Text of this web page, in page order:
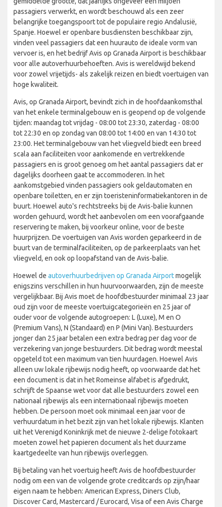
passagiers verwerkt, en wordt beschouwd als een zeer
belangrijke toegangspoort tot de populaire regio Andalusië,
Spanje. Hoewel er openbare busdiensten beschikbaar zijn,
vinden veel passagiers dat een huurauto de ideale vorm van
vervoer is, en het bedrijf Avis op Granada Airport is beschikbaar
voor alle autoverhuurbehoeften. Avis is wereldwijd bekend
voor zowel vrijetijds- als zakelijk reizen en biedt voertuigen van
hoge kwaliteit.
Avis, op Granada Airport, bevindt zich in de hoofdaankomsthal
van het enkele terminalgebouw en is geopend op de volgende
tijden: maandag tot vrijdag - 08:00 tot 23:30, zaterdag - 08:00
tot 22:30 en op zondag van 08:00 tot 14:00 en van 14:30 tot
23:00. Het terminalgebouw van het vliegveld biedt een breed
scala aan faciliteiten voor aankomende en vertrekkende
passagiers en is groot genoeg om het aantal passagiers dat er
dagelijks doorheen gaat te accommoderen. In het
aankomstgebied vinden passagiers ook geldautomaten en
openbare toiletten, en er zijn toeristeninformatiekantoren in de
buurt. Hoewel auto's rechtstreeks bij de Avis-balie kunnen
worden gehuurd, wordt het aanbevolen om een ​​voorafgaande
reservering te maken, bij voorkeur online, voor de beste
huurprijzen. De voertuigen van Avis worden geparkeerd in de
buurt van de terminalfaciliteiten, op de parkeerplaats van het
vliegveld, en ook op loopafstand van de Avis-balie.
Hoewel de autoverhuurbedrijven op Granada Airportmogelijk
enigszins verschillen in hun huurvoorwaarden, zijn de meeste
vergelijkbaar. Bij Avis moet de hoofdbestuurder minimaal 23 jaar
oud zijn voor de meeste voertuigcategorieën en 25 jaar of
ouder voor de volgende autogroepen: L (Luxe), M en O
(Premium Vans), N (Standaard) en P (Mini Van). Bestuurders
jonger dan 25 jaar betalen een extra bedrag per dag voor de
verzekering van jonge bestuurders. Dit bedrag wordt meestal
opgeteld tot een maximum van tien huurdagen. Hoewel Avis
alleen uw lokale rijbewijs nodig heeft, op voorwaarde dat het
een document is dat in het Romeinse alfabet is afgedrukt,
schrijft de Spaanse wet voor dat alle bestuurders zowel een
nationaal rijbewijs als een internationaal rijbewijs moeten
hebben. De persoon moet ook minimaal een jaar voor de
verhuurdatum in het bezit zijn van het lokale rijbewijs. Klanten
uit het Verenigd Koninkrijk met de nieuwe 2-delige fotokaart
moeten zowel het papieren document als het duurzame
kaartgedeelte van hun rijbewijs overleggen.
Bij betaling van het voertuig heeft Avis de hoofdbestuurder
nodig om een van de volgende grote creditcards op zijn/haar
eigen naam te hebben: American Express, Diners Club,
Discover Card, Mastercard / Eurocard, Visa of een Avis Charge